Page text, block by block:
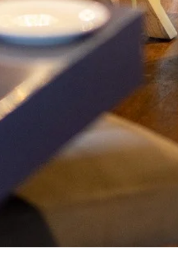
geral@caisdavilla.com
Rua Monsenhor Jerónimo do Amaral,
5000-570 Vila Real
Deixe-nos a sua opinião